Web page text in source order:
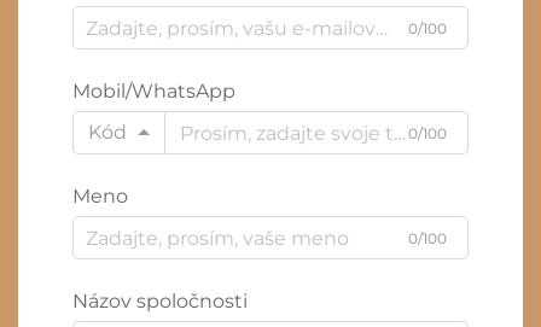
0/100
Mobil/WhatsApp
Kód
0/100
Meno
0/100
Názov spoločnosti